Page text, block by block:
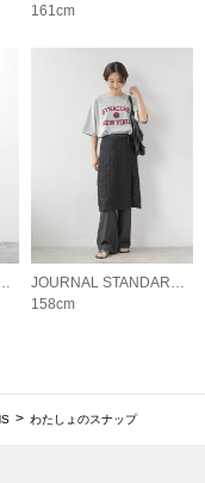
161cm
relume LADYS
JOURNAL STANDARD relume LADYS
158cm
わたしょのスナップ